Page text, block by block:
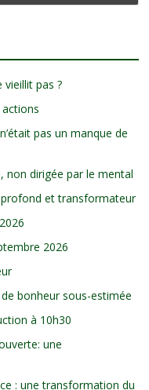
vieillit pas ?
pas un manque de
non dirigée par le mental
et transformateur
2026
bonheur sous-estimée
à 10h30
une
: une transformation du